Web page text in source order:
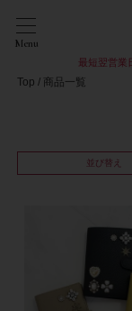
Menu
最短翌営業
Top 商品一覧
並び替え